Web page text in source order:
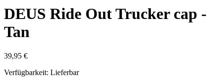
DEUS Ride Out Trucker cap -
Tan
39,95 €
Verfügbarkeit: Lieferbar